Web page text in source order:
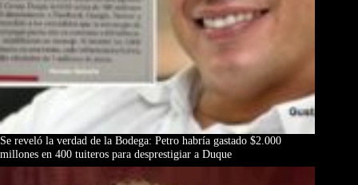
Se reveló la verdad de la Bodega: Petro habría gastado $2.000
millones en 400 tuiteros para desprestigiar a Duque